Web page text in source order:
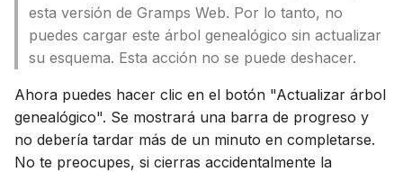
esta versión de Gramps Web. Por lo tanto, no
puedes cargar este árbol genealógico sin actualizar
su esquema. Esta acción no se puede deshacer.
Ahora puedes hacer clic en el botón "Actualizar árbol
genealógico". Se mostrará una barra de progreso y
no debería tardar más de un minuto en completarse.
No te preocupes, si cierras accidentalmente la